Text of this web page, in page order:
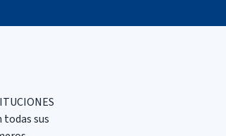
todas sus